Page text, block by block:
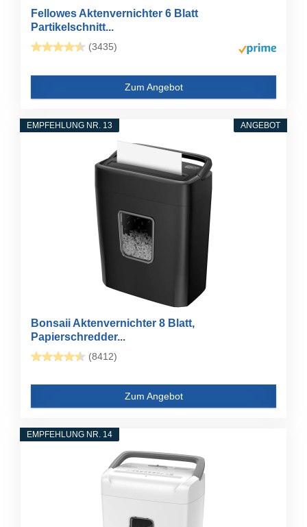
Fellowes Aktenvernichter 6 Blatt
Partikelschnitt...
(3435)
Zum Angebot
ANGEBOT
EMPFEHLUNG NR. 13
Bonsaii Aktenvernichter 8 Blatt,
Papierschredder...
(8412)
Zum Angebot
EMPFEHLUNG NR. 14